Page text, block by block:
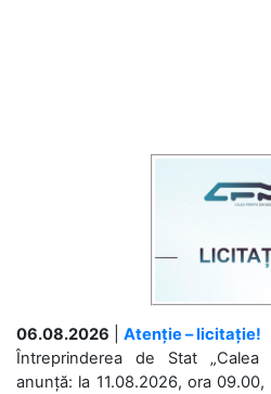
06.08.2026
Atenție – licitație!
Întreprinderea de Stat „Calea
anunță: la 11.08.2026, ora